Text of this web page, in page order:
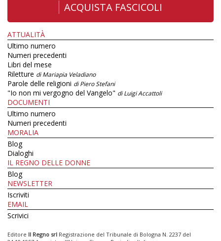
ACQUISTA FASCICOLI
ATTUALITÀ
Ultimo numero
Numeri precedenti
Libri del mese
Riletture di Mariapia Veladiano
Parole delle religioni di Piero Stefani
"Io non mi vergogno del Vangelo" di Luigi Accattoli
DOCUMENTI
Ultimo numero
Numeri precedenti
MORALIA
Blog
Dialoghi
IL REGNO DELLE DONNE
Blog
NEWSLETTER
Iscriviti
EMAIL
Scrivici
Editore Il Regno srl Registrazione del Tribunale di Bologna N. 2237 del